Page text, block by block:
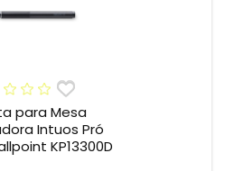
para Mesa
Intuos Pró
KP13300D